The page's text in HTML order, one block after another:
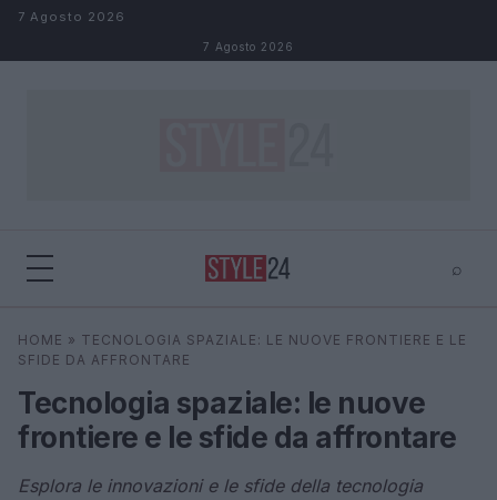
Salta al contenuto
7 Agosto 2026
7 Agosto 2026
⌕
Cerca ⌕ ×
HOME » TECNOLOGIA SPAZIALE: LE NUOVE FRONTIERE E LE
SFIDE DA AFFRONTARE
Tecnologia spaziale: le nuove
frontiere e le sfide da affrontare
Esplora le innovazioni e le sfide della tecnologia